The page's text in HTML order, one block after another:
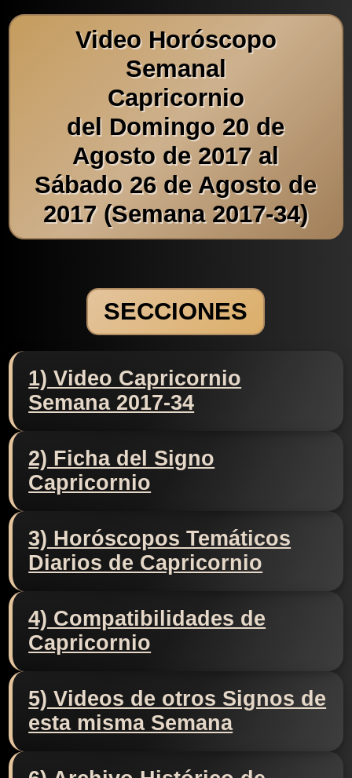
Video Horóscopo
Semanal
Capricornio
del Domingo 20 de
Agosto de 2017 al
Sábado 26 de Agosto de
2017 (Semana 2017-34)
SECCIONES
1) Video Capricornio
Semana 2017-34
2) Ficha del Signo
Capricornio
3) Horóscopos Temáticos
Diarios de Capricornio
4) Compatibilidades de
Capricornio
5) Videos de otros Signos de
esta misma Semana